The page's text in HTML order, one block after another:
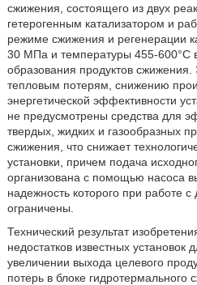
сжижения, состоящего из двух
гетерогенным катализатором и
режиме сжижения и регенерации
30 МПа и температуры 455-600°С
образования продуктов
тепловым потерям, снижению
энергетической эффективности
не предусмотрены средства для
твердых, жидких и газообразных
сжижения, что снижает
установки, причем подача
организована с помощью насоса
надежность которого при работе
ограничены.
Технический результат
недостатков известных установок
увеличении выхода целевого
потерь в блоке